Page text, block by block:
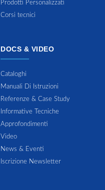
Prodotti Personalizzati
Corsi tecnici
DOCS & VIDEO
Cataloghi
Manuali Di Istruzioni
Referenze & Case Study
Informative Tecniche
Approfondimenti
Video
News & Eventi
Iscrizione Newsletter